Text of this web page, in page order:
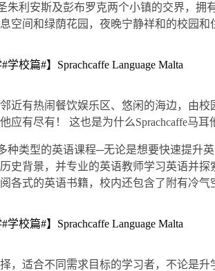
朱利安斯及彭布罗克两个小镇的交界，
空间和绿荫花园，夜晚宁静祥和的校园和
近有热闹餐饮娱乐区、悠闲的海边，由
应有尽有！ 这也是为什么Sprachcaffe马
种类型的英语课程─无论是想要快速提
史背景，并专业的英语教师学习英语并
各式的英语书籍，校内还包含了附有冷
，适合不同需求目标的学习者，不论是